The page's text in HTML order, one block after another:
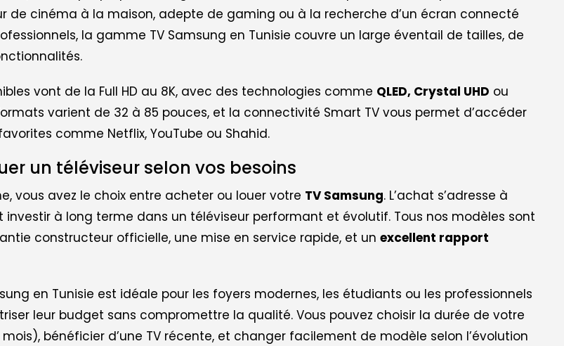
de cinéma à la maison, adepte de gaming ou à la recherche d’un écran connecté
la gamme TV Samsung en Tunisie couvre un large éventail de tailles, de
vont de la Full HD au 8K, avec des technologies comme QLED, Crystal UHD ou
varient de 32 à 85 pouces, et la connectivité Smart TV vous permet d’accéder
comme Netflix, YouTube ou Shahid.
un téléviseur selon vos besoins
vous avez le choix entre acheter ou louer votre TV Samsung. L’achat s’adresse à
investir à long terme dans un téléviseur performant et évolutif. Tous nos modèles sont
constructeur officielle, une mise en service rapide, et unexcellent rapport
en Tunisie est idéale pour les foyers modernes, les étudiants ou les professionnels
leur budget sans compromettre la qualité. Vous pouvez choisir la durée de votre
bénéficier d’une TV récente, et changer facilement de modèle selon l’évolution